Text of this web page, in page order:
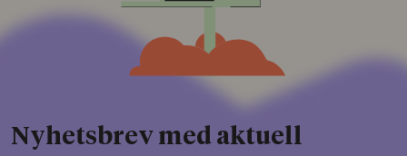
Nyhetsbrev med aktuell